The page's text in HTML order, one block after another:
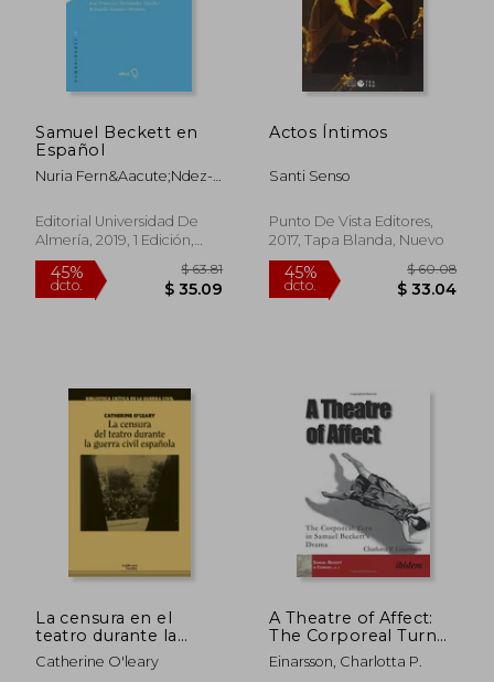
45%
dcto.
40%
dcto.
$
Samuel Beckett en
Español
Nuria Fern&Aacute;Ndez-
Francisco
Fern&Aacute;Ndez
S&Aacute;Nchez;
Bernardo Santano Moreno
Editorial Universidad De
Almería, 2019, 1 Edición,
Tapa Blanda,
Actos Íntimos
Santi Senso
Punto De Vista Editores,
2017, Tapa Blanda, Nuevo
La censura en el
teatro durante la
guerra civil española
Catherine O'leary
A Theatre of Affect:
The Corporeal Turn
in Samuel Beckett's
Drama (Samuel
Einarsson, Charlotta P.